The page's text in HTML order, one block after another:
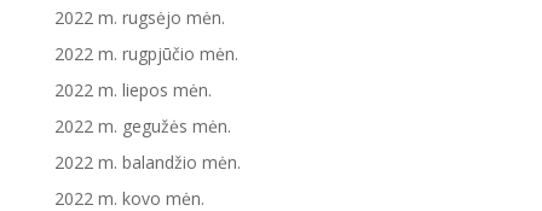
2022 m. rugsėjo mėn.
2022 m. rugpjūčio mėn.
2022 m. liepos mėn.
2022 m. gegužės mėn.
2022 m. balandžio mėn.
2022 m. kovo mėn.